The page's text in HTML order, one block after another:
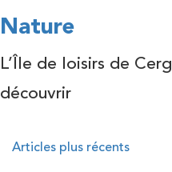
Nature
L’Île de loisirs de
découvrir
Navigation
Articles plus récents